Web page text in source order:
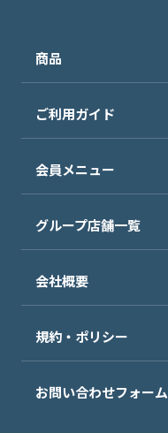
商品
ご利用ガイド
会員メニュー
グループ店舗一覧
会社概要
規約・ポリシー
お問い合わせフォーム